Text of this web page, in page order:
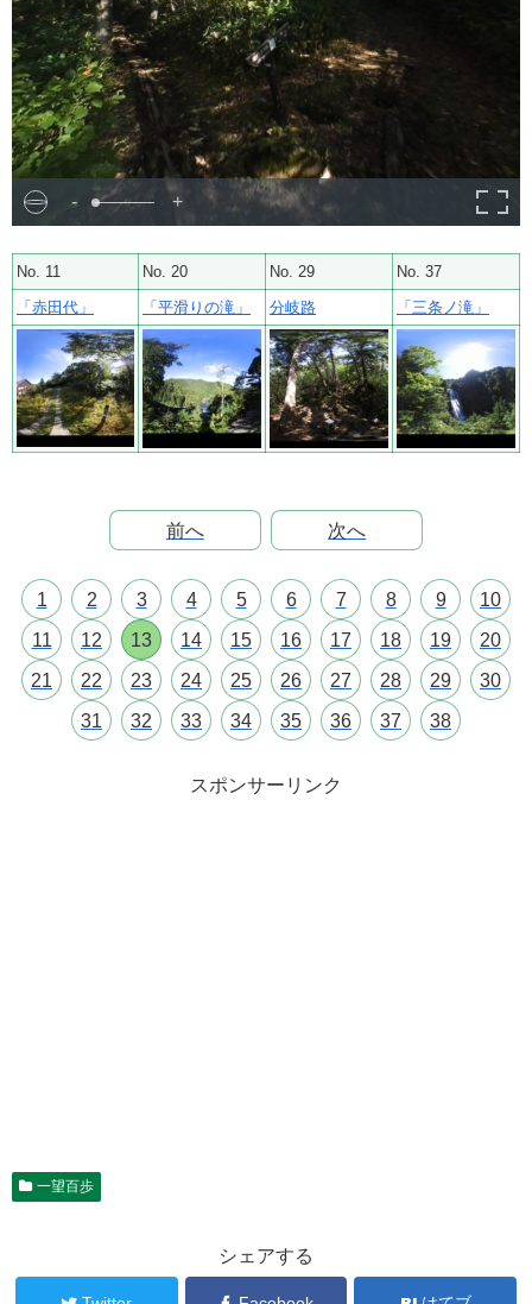
- +
No. 11 No. 20 No. 29
No. 37
「赤田代」
「平滑りの滝」 分岐路 「三条ノ滝」
前へ 次へ
1 2 3 4 5 6 7 8 9
10
11
12 13 14 15 16 17 18 19
20
21
22 23 24 25 26 27 28 29
30
31
32 33 34 35 36 37 38
スポンサーリンク
一望百歩
シェアする